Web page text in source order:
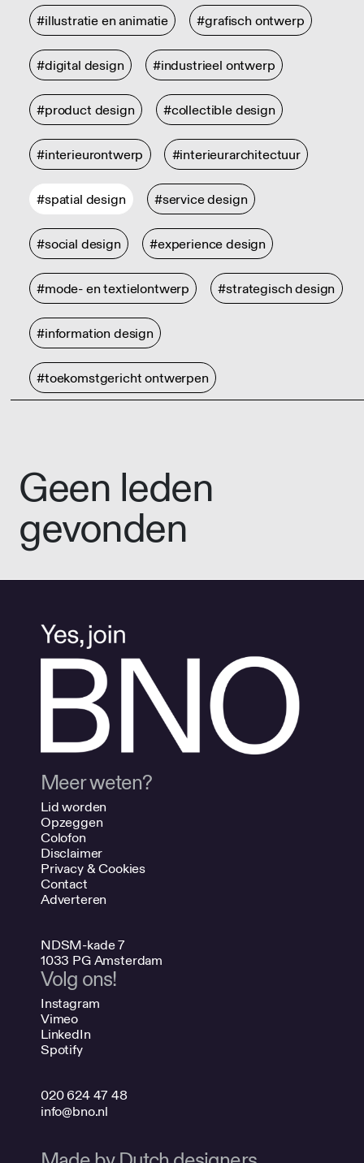
#illustratie en animatie #grafisch ontwerp
#digital design #industrieel ontwerp
#product design #collectible design
#interieurontwerp #interieurarchitectuur
#spatial design #service design
#social design #experience design
#mode- en textielontwerp #strategisch design
#information design
#toekomstgericht ontwerpen
Geen leden
gevonden
Meer weten?
Lid worden
Opzeggen
Colofon
Disclaimer
Privacy & Cookies
Contact
Adverteren
NDSM-kade 7
1033 PG Amsterdam
Volg ons!
Instagram
Vimeo
LinkedIn
Spotify
020 624 47 48
info@bno.nl